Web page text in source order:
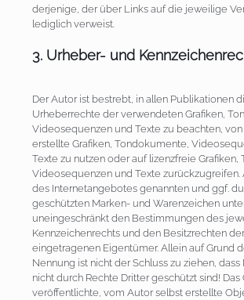
derjenige, der über Links auf die jeweilige
lediglich verweist.
3. Urheber- und
Der Autor ist bestrebt, in allen Publikationen
Urheberrechte der verwendeten Grafiken,
Videosequenzen und Texte zu beachten,
erstellte Grafiken, Tondokumente,
Texte zu nutzen oder auf lizenzfreie Grafiken,
Videosequenzen und Texte zurückzugreifen.
des Internetangebotes genannten und ggf.
geschützten Marken- und Warenzeichen
uneingeschränkt den Bestimmungen des
Kennzeichenrechts und den Besitzrechten
eingetragenen Eigentümer. Allein auf Grund
Nennung ist nicht der Schluss zu ziehen,
nicht durch Rechte Dritter geschützt sind!
veröffentlichte, vom Autor selbst erstellte